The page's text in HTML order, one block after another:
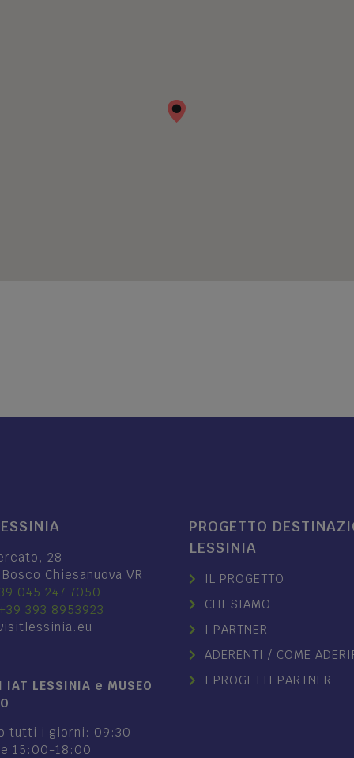
28
Chiesanuova VR
045 247 7050
393 8953923
IAT LESSINIA e MUSEO
tutti i giorni: 09:30-
15:00-18:00
PROGETTO
LESSINIA
IL PROGETTO
CHI SIAMO
I PARTNER
ADERENTI / COME
I PROGETTI PARTNER